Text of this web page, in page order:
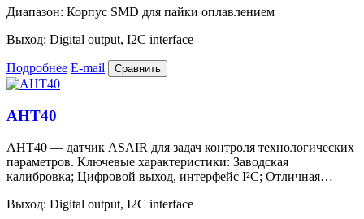
Диапазон: Корпус SMD для пайки оплавлением
Выход: Digital output, I2C interface
Подробнее E-mail Сравнить
AHT40
AHT40 — датчик ASAIR для задач контроля технологических
параметров. Ключевые характеристики: Заводская
калибровка; Цифровой выход, интерфейс I²C; Отличная…
Выход: Digital output, I2C interface